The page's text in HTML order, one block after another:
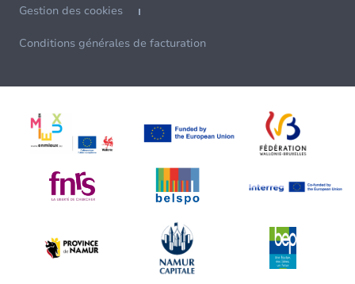
Gestion des cookies
Conditions générales de facturation